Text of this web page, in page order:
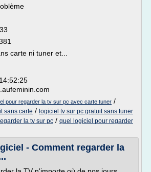
carte ni tuner et...
pour regarder la tv sur pc avec carte tuner /
sans carte / logiciel tv sur pc gratuit sans tuner
la tv sur pc / quel logiciel pour regarder
- Comment regarder la